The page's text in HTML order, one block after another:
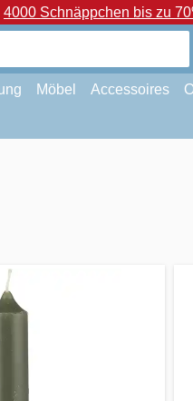
4000 Schnäppchen bis zu
Möbel Accessoires